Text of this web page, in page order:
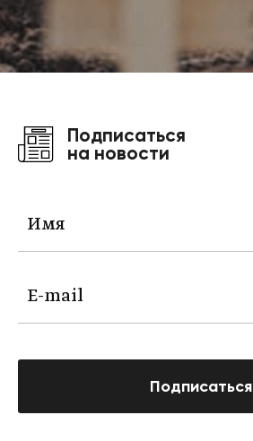
Подписаться
на новости
Подписаться